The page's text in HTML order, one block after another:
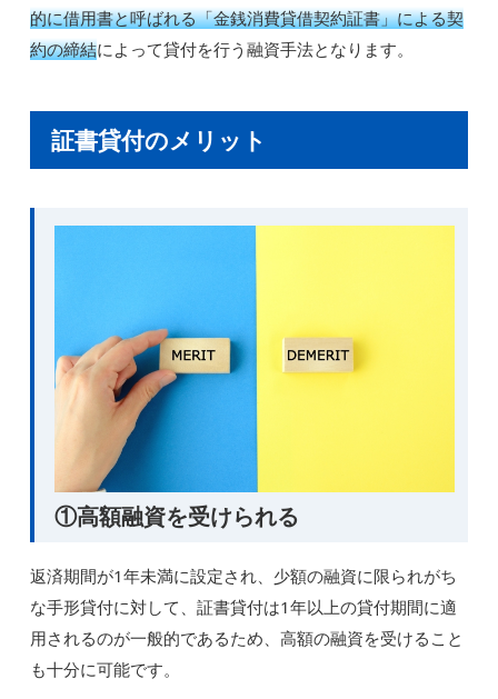
的に借用書と呼ばれる「金銭消費貸借契約証書」による契
約の締結によって貸付を行う融資手法となります。
証書貸付のメリット
①高額融資を受けられる
返済期間が1年未満に設定され、少額の融資に限られがち
な手形貸付に対して、証書貸付は1年以上の貸付期間に適
用されるのが一般的であるため、高額の融資を受けること
も十分に可能です。